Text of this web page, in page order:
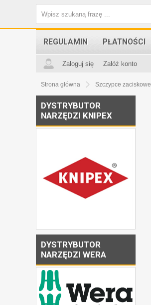
REGULAMIN PŁATNOŚCI
Zaloguj się Załóż konto
Strona główna Szczypce zaciskowe
DYSTRYBUTOR
NARZĘDZI KNIPEX
DYSTRYBUTOR
NARZĘDZI WERA